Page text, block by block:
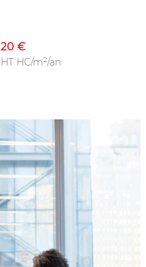
20 €
HT HC/m²/an